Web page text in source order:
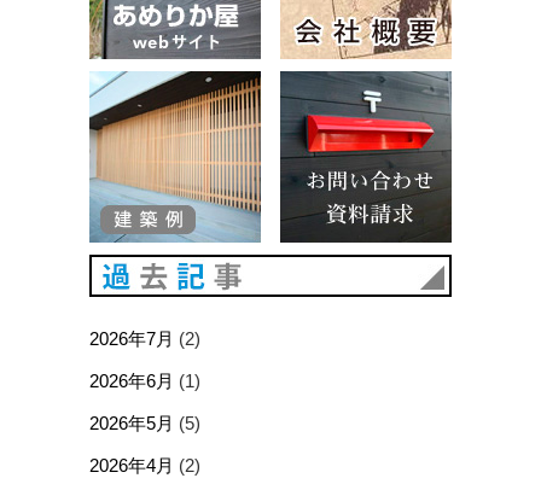
2026年7月 (2)
2026年6月 (1)
2026年5月 (5)
2026年4月 (2)